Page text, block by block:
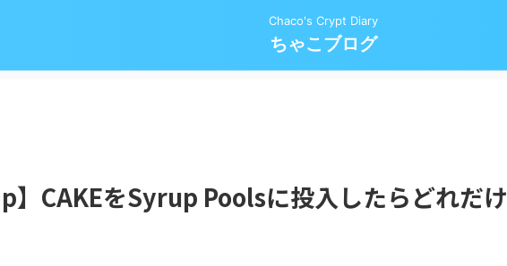
Chaco's Crypt Diary
ちゃこブログ
】CAKEをSyrup Poolsに投入したらどれだけ